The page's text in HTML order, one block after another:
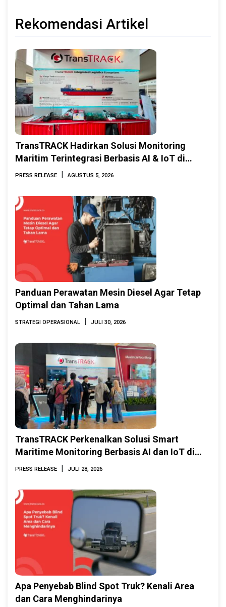
Rekomendasi Artikel
TransTRACK Hadirkan Solusi Monitoring
Maritim Terintegrasi Berbasis AI & IoT di
Indonesia Marine & Offshore Expo (IMOX)
PRESS RELEASE | AGUSTUS 5, 2026
Panduan Perawatan Mesin Diesel Agar Tetap
Optimal dan Tahan Lama
STRATEGI OPERASIONAL | JULI 30, 2026
TransTRACK Perkenalkan Solusi Smart
Maritime Monitoring Berbasis AI dan IoT di
INAMARINE 2026
PRESS RELEASE | JULI 28, 2026
Apa Penyebab Blind Spot Truk? Kenali Area
dan Cara Menghindarinya